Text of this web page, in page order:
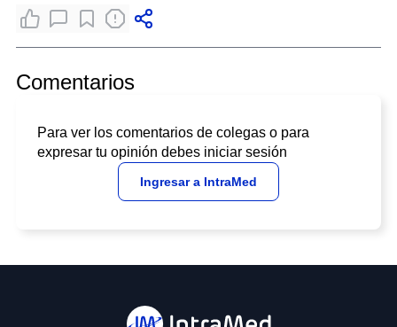
Comentarios
Para ver los comentarios de colegas o para
expresar tu opinión debes iniciar sesión
Ingresar a IntraMed